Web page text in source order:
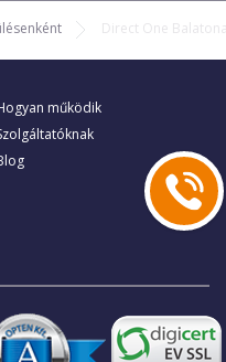
Direct One
működik